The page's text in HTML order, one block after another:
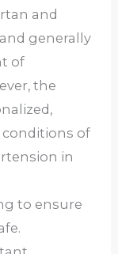
and
generally
of
the
of
in
to ensure